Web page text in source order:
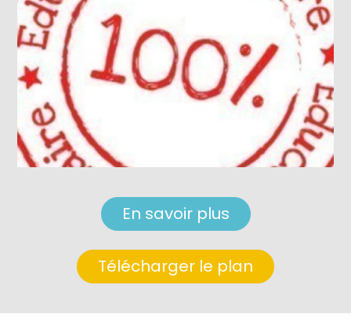
Télécharger le plan
En savoir plus